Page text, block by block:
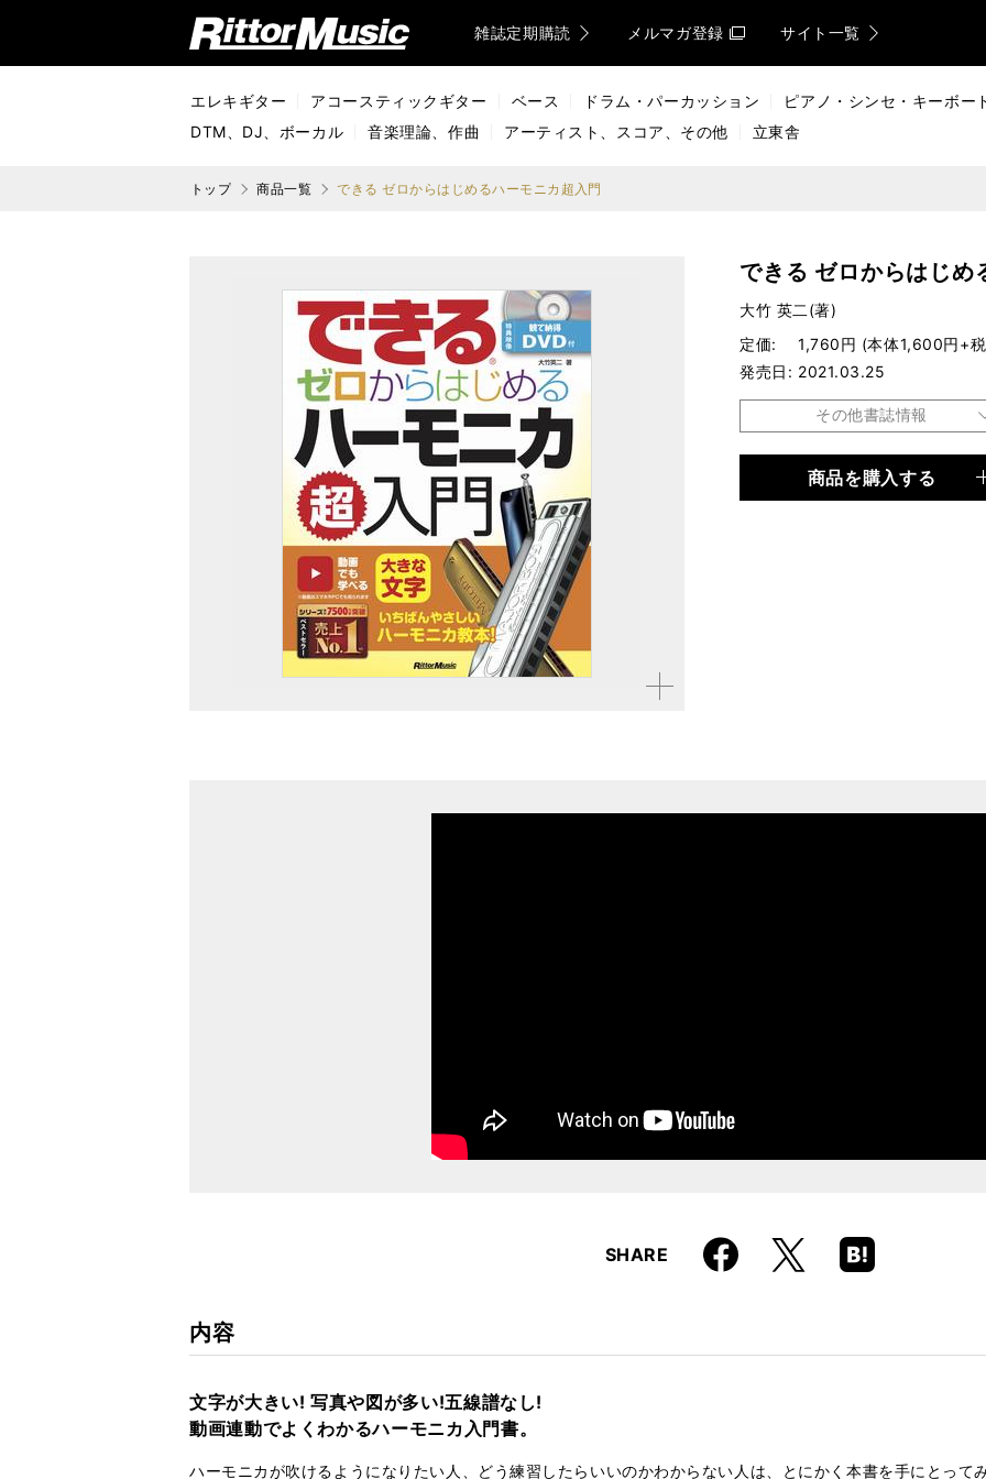
リットーミュージック (Rittor Music) 雑誌定期購読 メルマガ登録 サイト一覧
エレキギター アコースティックギター ベース ドラム・パーカッション ピアノ・シンセ・キーボー
DTM、DJ、ボーカル
音楽理論、作曲 アーティスト、スコア、その他 立東舎
トップ 商品一覧 できる ゼロからはじめるハーモニカ超入門
拡大す
できる ゼロからはじめ
大竹 英二(著)
定価
1,760円 (本体1,600円+
発売日
2021.03.25
その他書誌情報
書籍
商品を購入する
SHARE Faceboo
k
X
Hatena
Boo
内容
文字が大きい! 写真や図が多い!五線譜なし!
動画連動でよくわかるハーモニカ入門書。
ハーモニカが吹けるようになりたい人、どう練習したらいいのかわからない人は、とにかく本書を手にとって